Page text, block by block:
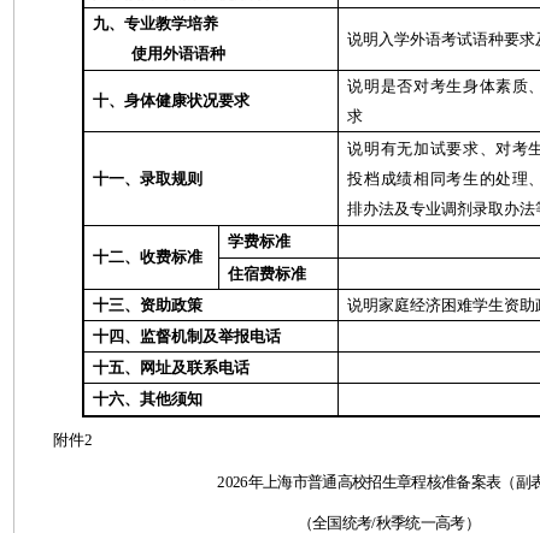
九、专业教学培养
使用外语语种
说明入学外语考试语种要
十、身体健康状况要求
说明是否对考生身体素质
求
十一、录取规则
说明有无加试要求、对考
投档成绩相同考生的处理
排办法及专业调剂录取办法
十二、收费标准
学费标准
住宿费标准
十三、资助政策
说明家庭经济困难学生资
十四、监督机制及举报电话
十五、网址及联系电话
十六、其他须知
附件2
2026年上海市普通高校招生章程核准备案表（副
（全国统考/秋季统一高考）